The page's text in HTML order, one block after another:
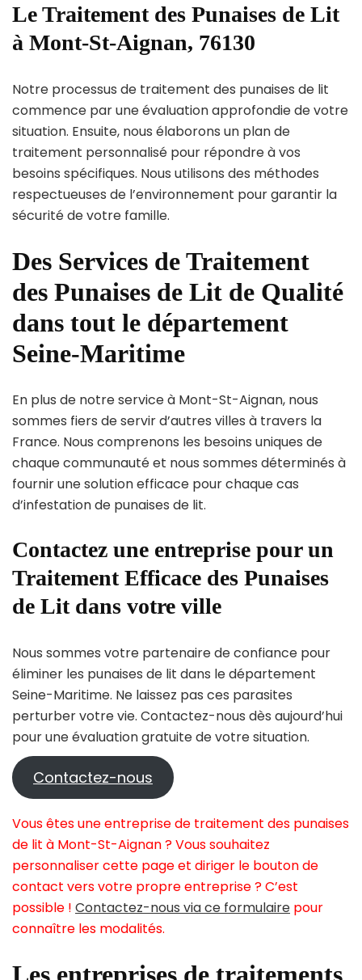
Le Traitement des Punaises de Lit
à Mont-St-Aignan, 76130
Notre processus de traitement des punaises de lit
commence par une évaluation approfondie de votre
situation. Ensuite, nous élaborons un plan de
traitement personnalisé pour répondre à vos
besoins spécifiques. Nous utilisons des méthodes
respectueuses de l’environnement pour garantir la
sécurité de votre famille.
Des Services de Traitement
des Punaises de Lit de Qualité
dans tout le département
Seine-Maritime
En plus de notre service à Mont-St-Aignan, nous
sommes fiers de servir d’autres villes à travers la
France. Nous comprenons les besoins uniques de
chaque communauté et nous sommes déterminés à
fournir une solution efficace pour chaque cas
d’infestation de punaises de lit.
Contactez une entreprise pour un
Traitement Efficace des Punaises
de Lit dans votre ville
Nous sommes votre partenaire de confiance pour
éliminer les punaises de lit dans le département
Seine-Maritime. Ne laissez pas ces parasites
perturber votre vie. Contactez-nous dès aujourd’hui
pour une évaluation gratuite de votre situation.
Contactez-nous
Vous êtes une entreprise de traitement des punaises
de lit à Mont-St-Aignan ? Vous souhaitez
personnaliser cette page et diriger le bouton de
contact vers votre propre entreprise ? C’est
possible ! Contactez-nous via ce formulaire pour
connaître les modalités.